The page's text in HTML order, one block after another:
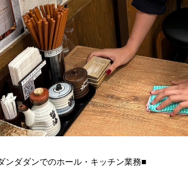
ンダダンでのホール・キッチン業務■